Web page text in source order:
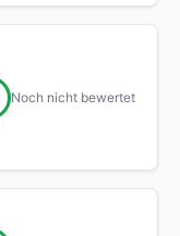
Noch nicht bewertet